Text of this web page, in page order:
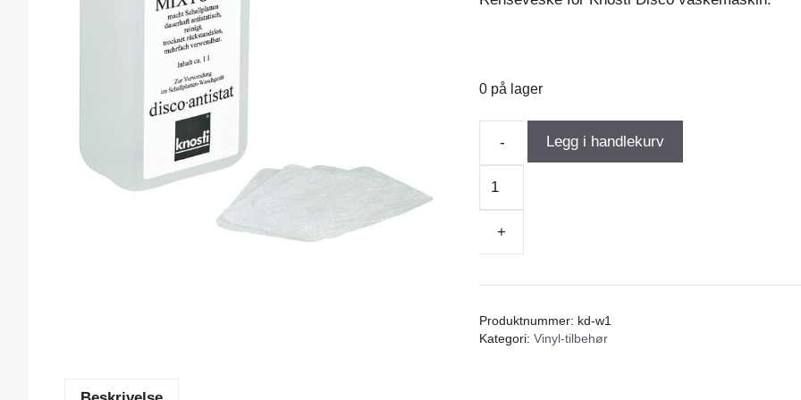
0 på lager
-
Disco
+
Legg i handlekurv
Produktnummer: kd-w1
Kategori:Vinyl-tilbehør